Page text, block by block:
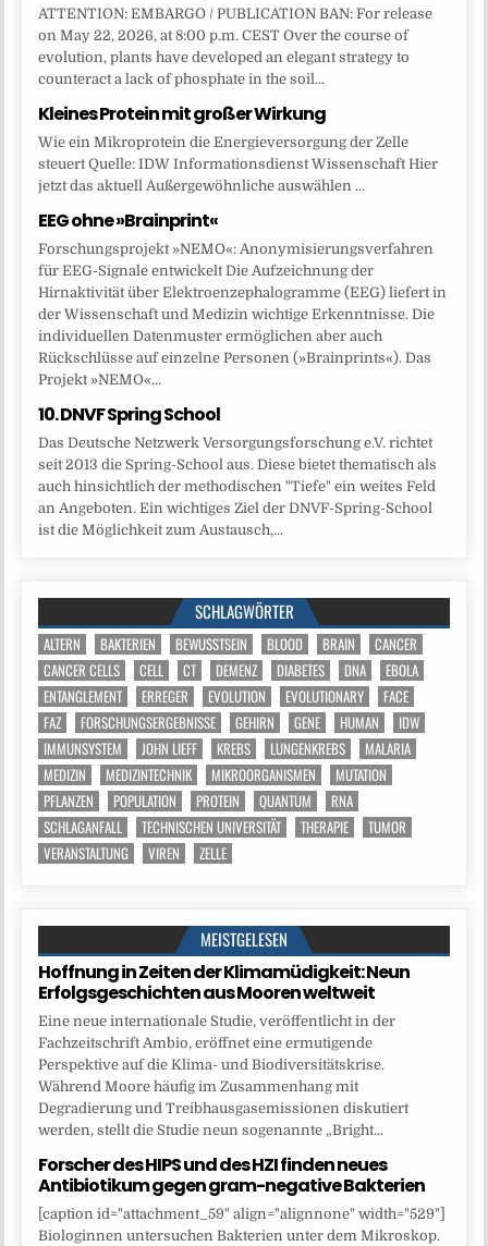
ATTENTION: EMBARGO / PUBLICATION BAN: For release
on May 22, 2026, at 8:00 p.m. CEST Over the course of
evolution, plants have developed an elegant strategy to
counteract a lack of phosphate in the soil...
Kleines Protein mit großer Wirkung
Wie ein Mikroprotein die Energieversorgung der Zelle
steuert Quelle: IDW Informationsdienst Wissenschaft Hier
jetzt das aktuell Außergewöhnliche auswählen ...
EEG ohne »Brainprint«
Forschungsprojekt »NEMO«: Anonymisierungsverfahren
für EEG-Signale entwickelt Die Aufzeichnung der
Hirnaktivität über Elektroenzephalogramme (EEG) liefert in
der Wissenschaft und Medizin wichtige Erkenntnisse. Die
individuellen Datenmuster ermöglichen aber auch
Rückschlüsse auf einzelne Personen (»Brainprints«). Das
Projekt »NEMO«...
10. DNVF Spring School
Das Deutsche Netzwerk Versorgungsforschung e.V. richtet
seit 2013 die Spring-School aus. Diese bietet thematisch als
auch hinsichtlich der methodischen "Tiefe" ein weites Feld
an Angeboten. Ein wichtiges Ziel der DNVF-Spring-School
ist die Möglichkeit zum Austausch,...
SCHLAGWÖRTER
ALTERN BAKTERIEN BEWUSSTSEIN BLOOD BRAIN
CANCER
CANCER CELLS
CELL CT DEMENZ DIABETES DNA
EBOLA
ENTANGLEMENT
ERREGER EVOLUTION EVOLUTIONARY
FACE
FAZ
FORSCHUNGSERGEBNISSE GEHIRN GENE HUMAN
IDW
IMMUNSYSTEM
JOHN LIEFF KREBS LUNGENKREBS
MALARIA
MEDIZIN
MEDIZINTECHNIK MIKROORGANISMEN
MUTATION
PFLANZEN
POPULATION PROTEIN QUANTUM
RNA
SCHLAGANFALL
TECHNISCHEN UNIVERSITÄT THERAPIE
TUMOR
VERANSTALTUNG
VIREN ZELLE
MEISTGELESEN
Hoffnung in Zeiten der Klimamüdigkeit: Neun
Erfolgsgeschichten aus Mooren weltweit
Eine neue internationale Studie, veröffentlicht in der
Fachzeitschrift Ambio, eröffnet eine ermutigende
Perspektive auf die Klima- und Biodiversitätskrise.
Während Moore häufig im Zusammenhang mit
Degradierung und Treibhausgasemissionen diskutiert
werden, stellt die Studie neun sogenannte „Bright...
Forscher des HIPS und des HZI finden neues
Antibiotikum gegen gram-negative Bakterien
[caption id="attachment_59" align="alignnone" width="529"]
Biologinnen untersuchen Bakterien unter dem Mikroskop.